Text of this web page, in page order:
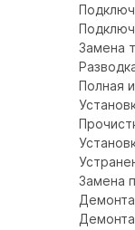
Замена
Полная
Замена